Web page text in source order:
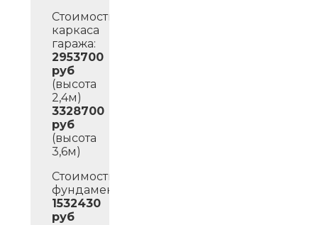
Стоимость
каркаса
гаража:
2953700
руб
(высота
2,4м)
3328700
руб
(высота
3,6м)
Стоимость
фундамента:
1532430
руб